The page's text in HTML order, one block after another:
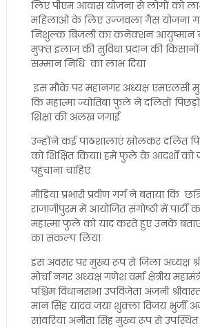
लिए पीएम आवास योजना से लोगों को
महिलाओं के लिए उज्जवला गैस योजना
निशुल्क बिजली का कनेक्शन आयुष्मान
मुफ्त इलाज की सुविधा प्रदान की
सम्मान निधि का लाभ दिया
इस मौके पर महानगर अध्यक्ष एमएलसी
कि महात्मा ज्योतिबा फुले ने दलितों
शिक्षा की अलख जगाई
उन्होंने कई पाठशालाएं खोलकर दलित
को शिक्षित किया। हमें फुले के आदर्शों
पहुंचाना चाहिए
मीडिया प्रभारी प्रवीण गर्ग ने बताया कि
राजाजीपुरम में आयोजित संगोष्ठी में पार्टी
महात्मा फुले को याद करते हुए उनके
का संकल्प लिया
इस अवसर पर मुख्य रूप से जिला अध्यक्ष
मोर्चा नगर अध्यक्ष गणेश वर्मा क्षेत्रीय
पश्चिम विधानसभा उपविजेता अंजनी
मान सिंह यादव जया शुक्ला विजय भुर्जी
सांवरिया अनीता सिंह मुख्य रूप से उपस्थित